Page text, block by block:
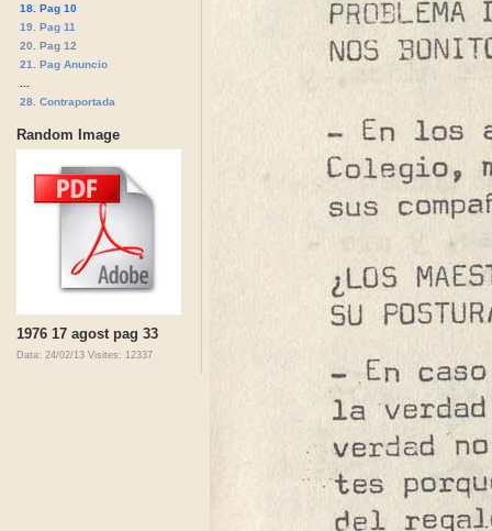
18. Pag 10
19. Pag 11
20. Pag 12
21. Pag Anuncio
28. Contraportada
Random Image
1976 17 agost pag 33
Data: 24/02/13 Visites: 12337